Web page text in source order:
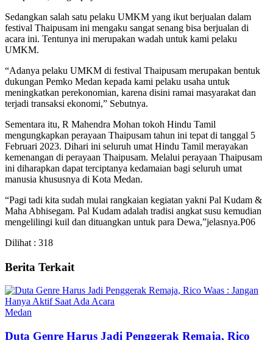
Sedangkan salah satu pelaku UMKM yang ikut berjualan dalam
festival Thaipusam ini mengaku sangat senang bisa berjualan di
acara ini. Tentunya ini merupakan wadah untuk kami pelaku
UMKM.
“Adanya pelaku UMKM di festival Thaipusam merupakan bentuk
dukungan Pemko Medan kepada kami pelaku usaha untuk
meningkatkan perekonomian, karena disini ramai masyarakat dan
terjadi transaksi ekonomi,” Sebutnya.
Sementara itu, R Mahendra Mohan tokoh Hindu Tamil
mengungkapkan perayaan Thaipusam tahun ini tepat di tanggal 5
Februari 2023. Dihari ini seluruh umat Hindu Tamil merayakan
kemenangan di perayaan Thaipusam. Melalui perayaan Thaipusam
ini diharapkan dapat terciptanya kedamaian bagi seluruh umat
manusia khususnya di Kota Medan.
“Pagi tadi kita sudah mulai rangkaian kegiatan yakni Pal Kudam &
Maha Abhisegam. Pal Kudam adalah tradisi angkat susu kemudian
mengelilingi kuil dan dituangkan untuk para Dewa,”jelasnya.P06
Dilihat : 318
Berita Terkait
Medan
Duta Genre Harus Jadi Penggerak Remaja, Rico